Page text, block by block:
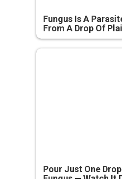
Fungus Is A
From A Drop Of
Pour Just One